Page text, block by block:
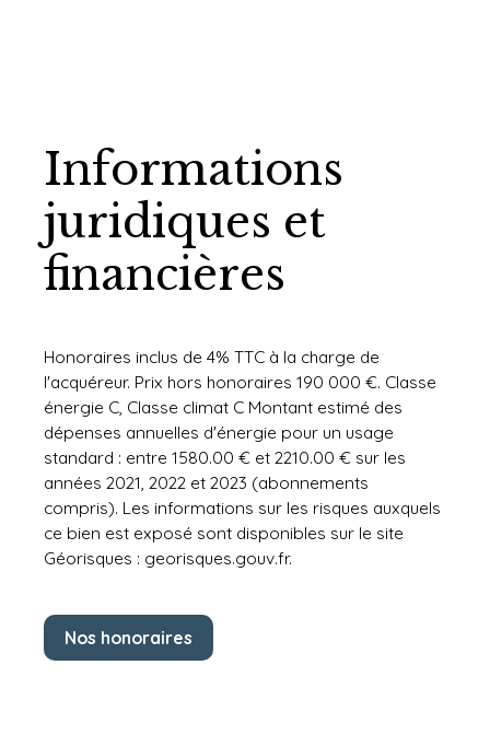
Informations
juridiques et
financières
Honoraires inclus de 4% TTC à la charge de
l'acquéreur. Prix hors honoraires 190 000 €. Classe
énergie C, Classe climat C Montant estimé des
dépenses annuelles d'énergie pour un usage
standard : entre 1580.00 € et 2210.00 € sur les
années 2021, 2022 et 2023 (abonnements
compris). Les informations sur les risques auxquels
ce bien est exposé sont disponibles sur le site
Géorisques : georisques.gouv.fr.
Nos honoraires